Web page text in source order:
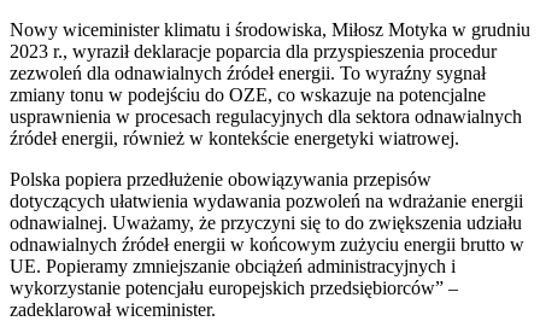
Nowy wiceminister klimatu i środowiska, Miłosz Motyka w grudniu
2023 r., wyraził deklaracje poparcia dla przyspieszenia procedur
zezwoleń dla odnawialnych źródeł energii. To wyraźny sygnał
zmiany tonu w podejściu do OZE, co wskazuje na potencjalne
usprawnienia w procesach regulacyjnych dla sektora odnawialnych
źródeł energii, również w kontekście energetyki wiatrowej.
Polska popiera przedłużenie obowiązywania przepisów
dotyczących ułatwienia wydawania pozwoleń na wdrażanie energii
odnawialnej. Uważamy, że przyczyni się to do zwiększenia udziału
odnawialnych źródeł energii w końcowym zużyciu energii brutto w
UE. Popieramy zmniejszanie obciążeń administracyjnych i
wykorzystanie potencjału europejskich przedsiębiorców” –
zadeklarował wiceminister.